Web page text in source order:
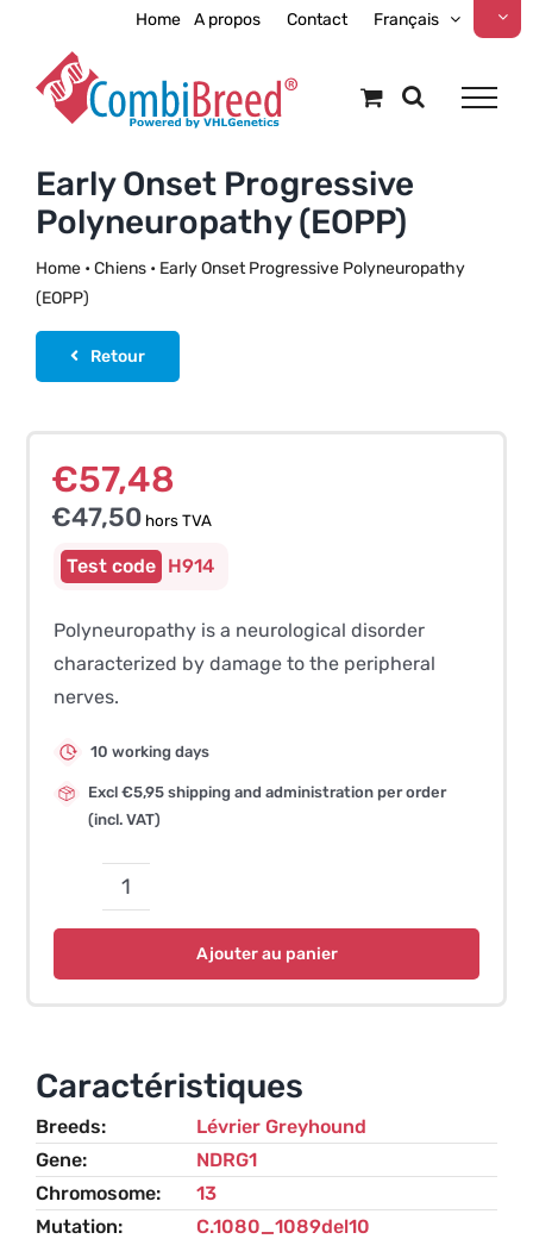
content
Home A propos Contact Français
Early Onset Progressive
Polyneuropathy (EOPP)
Home• Chiens• Early Onset Progressive Polyneuropathy
(EOPP)
Retour
€57,48
€47,50hors TVA
H914
Polyneuropathy is a neurological disorder
characterized by damage to the peripheral
nerves.
10 working days
Excl €5,95 shipping and administration per order
(incl. VAT)
quantité
de
Polyneuropathy
(EOPP)
Ajouter au panier
Caractéristiques
Breeds
Lévrier Greyhound
Gene
NDRG1
Chromosome
13
Mutation
C.1080_1089del10